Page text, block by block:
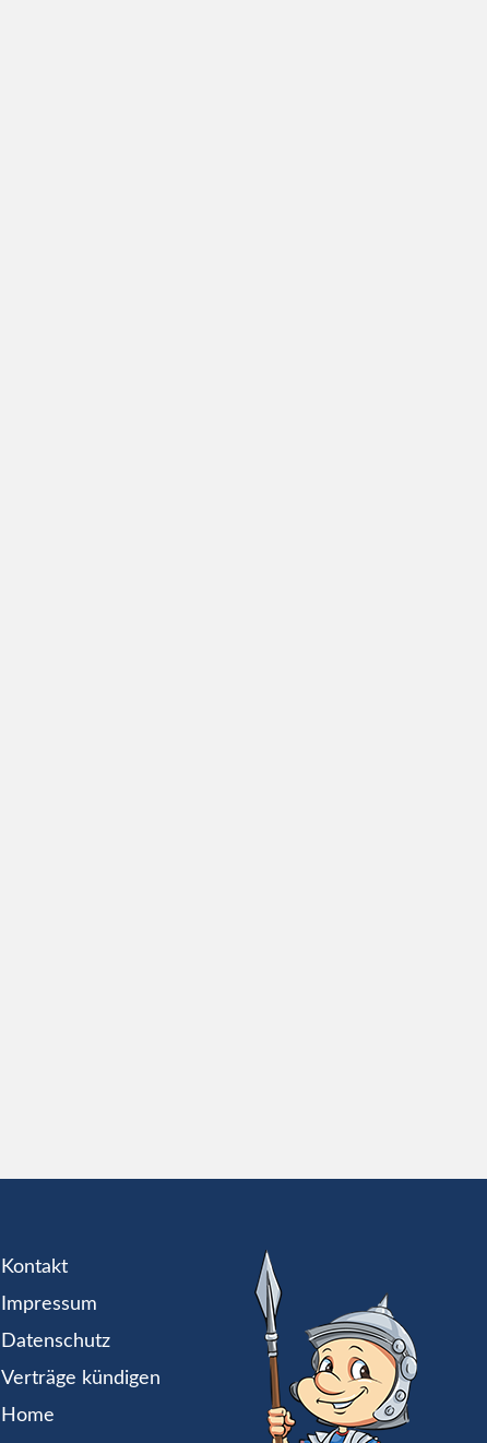
Kontakt
Impressum
Datenschutz
Verträge kündigen
Home